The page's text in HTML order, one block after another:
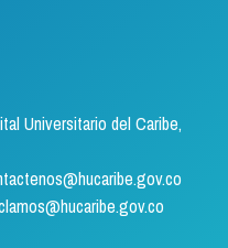
Universitario del Caribe,